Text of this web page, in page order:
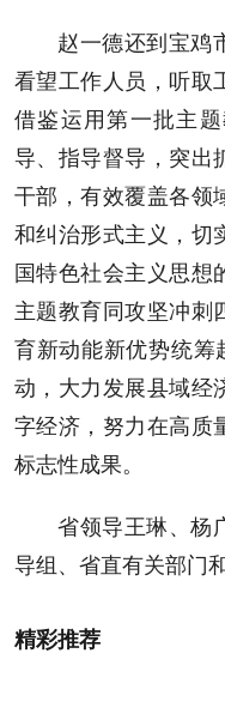
赵一德还到宝鸡
看望工作人员，听取
借鉴运用第一批主
导、指导督导，突出
干部，有效覆盖各领
和纠治形式主义，切
国特色社会主义思想
主题教育同攻坚冲刺
育新动能新优势统筹
动，大力发展县域经
字经济，努力在高质
标志性成果。
省领导王琳、杨
导组、省直有关部门
精彩推荐